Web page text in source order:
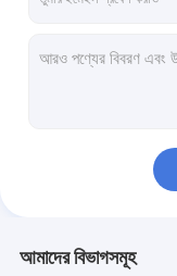
আমাদের বিভাগসমূহ